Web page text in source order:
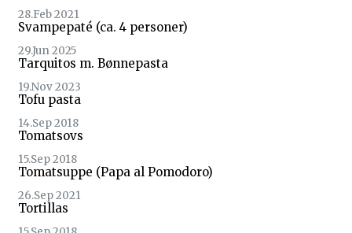
28.Feb 2021
Svampepaté (ca. 4 personer)
29.Jun 2025
Tarquitos m. Bønnepasta
19.Nov 2023
Tofu pasta
14.Sep 2018
Tomatsovs
15.Sep 2018
Tomatsuppe (Papa al Pomodoro)
26.Sep 2021
Tortillas